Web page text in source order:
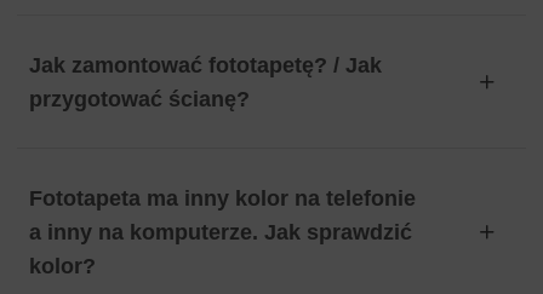
Jak zamontować fototapetę? / Jak
przygotować ścianę?
Fototapeta ma inny kolor na telefonie
a inny na komputerze. Jak sprawdzić
kolor?